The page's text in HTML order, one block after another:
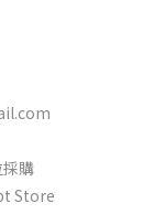
購
Store